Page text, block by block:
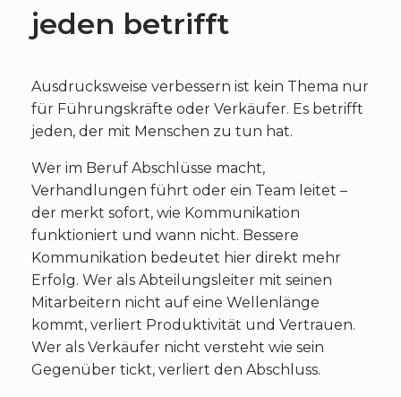
jeden betrifft
Ausdrucksweise verbessern ist kein Thema nur
für Führungskräfte oder Verkäufer. Es betrifft
jeden, der mit Menschen zu tun hat.
Wer im Beruf Abschlüsse macht,
Verhandlungen führt oder ein Team leitet –
der merkt sofort, wie Kommunikation
funktioniert und wann nicht. Bessere
Kommunikation bedeutet hier direkt mehr
Erfolg. Wer als Abteilungsleiter mit seinen
Mitarbeitern nicht auf eine Wellenlänge
kommt, verliert Produktivität und Vertrauen.
Wer als Verkäufer nicht versteht wie sein
Gegenüber tickt, verliert den Abschluss.